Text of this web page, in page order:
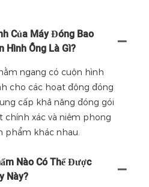
Của Máy Đóng Bao
Hình Ống Là Gì?
ngang có cuộn hình
cho các hoạt động đóng
cấp khả năng đóng gói
chính xác và niêm phong
phẩm khác nhau.
Nào Có Thể Được
Này?